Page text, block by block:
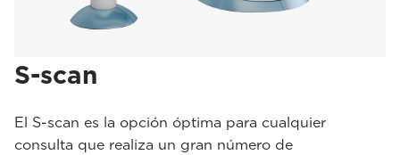
S-scan
El S-scan es la opción óptima para cualquier
consulta que realiza un gran número de